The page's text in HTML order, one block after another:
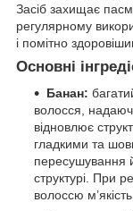
Засіб захищає
регулярному
і помітно
Основні
Банан:
волосся,
відновлює
гладкими та
пересушування
структурі. При
волоссю